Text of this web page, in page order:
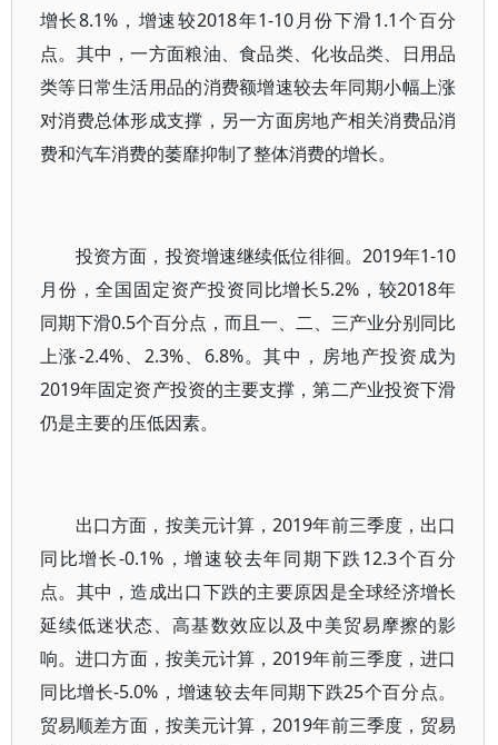
增长8.1%，增速较2018年1-10月份下滑1.1个百分
点。其中，一方面粮油、食品类、化妆品类、日用品
类等日常生活用品的消费额增速较去年同期小幅上涨
对消费总体形成支撑，另一方面房地产相关消费品消
费和汽车消费的萎靡抑制了整体消费的增长。
投资方面，投资增速继续低位徘徊。2019年1-10
月份，全国固定资产投资同比增长5.2%，较2018年
同期下滑0.5个百分点，而且一、二、三产业分别同比
上涨-2.4%、2.3%、6.8%。其中，房地产投资成为
2019年固定资产投资的主要支撑，第二产业投资下滑
仍是主要的压低因素。
出口方面，按美元计算，2019年前三季度，出口
同比增长-0.1%，增速较去年同期下跌12.3个百分
点。其中，造成出口下跌的主要原因是全球经济增长
延续低迷状态、高基数效应以及中美贸易摩擦的影
响。进口方面，按美元计算，2019年前三季度，进口
同比增长-5.0%，增速较去年同期下跌25个百分点。
贸易顺差方面，按美元计算，2019年前三季度，贸易